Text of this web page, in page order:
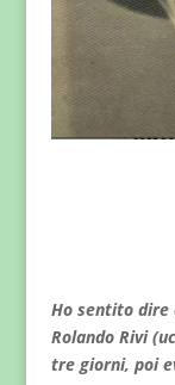
Ho sentito dire
Rolando Rivi
tre giorni, poi